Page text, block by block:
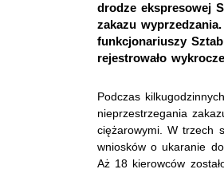
drodze ekspresowej
zakazu
funkcjonariuszy
rejestrowało
Podczas
nieprzestrzegania
ciężarowymi. W trzech
wniosków o ukaranie
Aż 18 kierowców